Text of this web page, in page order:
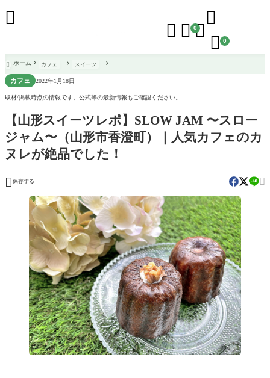
  0

 0

 ホーム カフェ スイーツ
カフェ 2022年1月18日
取材/掲載時点の情報です。公式等の最新情報もご確認ください。
【山形スイーツレポ】SLOW JAM 〜スロー
ジャム〜（山形市香澄町）｜人気カフェのカ
ヌレが絶品でした！
 保存する 